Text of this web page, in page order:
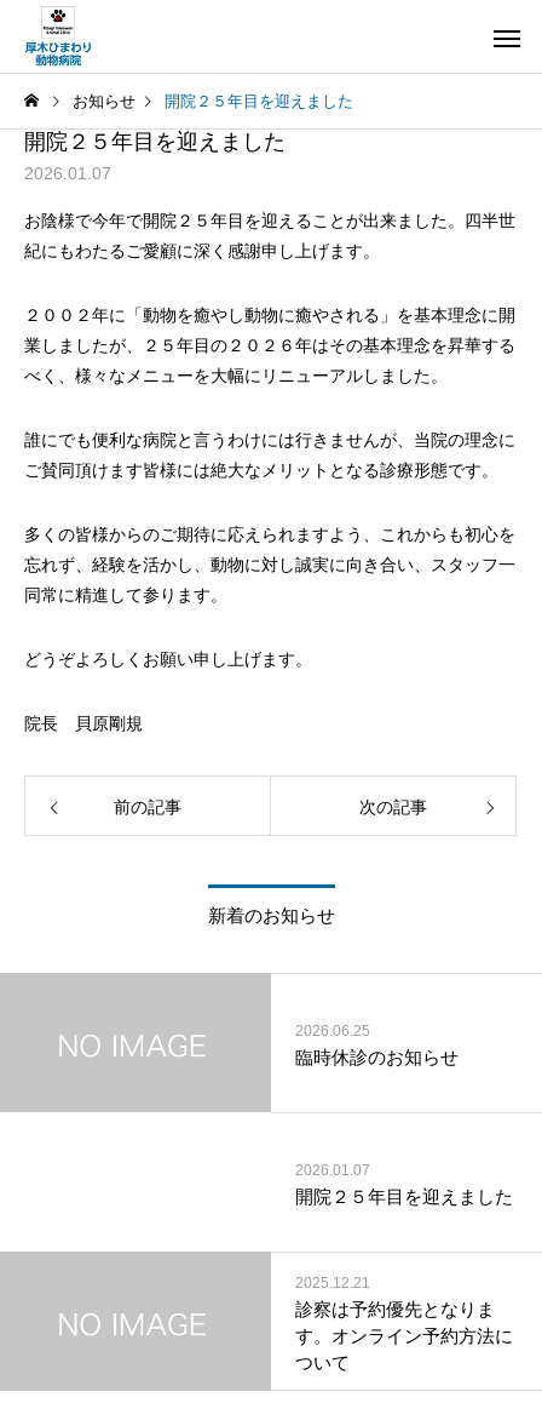
お知らせ 開院２５年目を迎えました
開院２５年目を迎えました
2026.01.07
お陰様で今年で開院２５年目を迎えることが出来ました。四半世
紀にもわたるご愛顧に深く感謝申し上げます。
２００２年に「動物を癒やし動物に癒やされる」を基本理念に開
業しましたが、２５年目の２０２６年はその基本理念を昇華する
べく、様々なメニューを大幅にリニューアルしました。
誰にでも便利な病院と言うわけには行きませんが、当院の理念に
ご賛同頂けます皆様には絶大なメリットとなる診療形態です。
多くの皆様からのご期待に応えられますよう、これからも初心を
忘れず、経験を活かし、動物に対し誠実に向き合い、スタッフ一
同常に精進して参ります。
どうぞよろしくお願い申し上げます。
院長 貝原剛規
前の記事 次の記事
新着のお知らせ
2026.06.25
臨時休診のお知らせ
2026.01.07
開院２５年目を迎えました
2025.12.21
診察は予約優先となりま
す。オンライン予約方法に
ついて